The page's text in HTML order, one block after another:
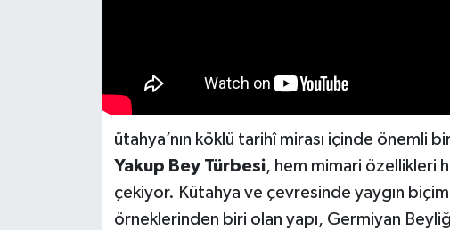
ütahya’nın köklü tarihî mirası içinde önemli
Yakup Bey Türbesi, hem mimari özellikleri
çekiyor. Kütahya ve çevresinde yaygın
örneklerinden biri olan yapı, Germiyan
Siyaset
Teknoloji